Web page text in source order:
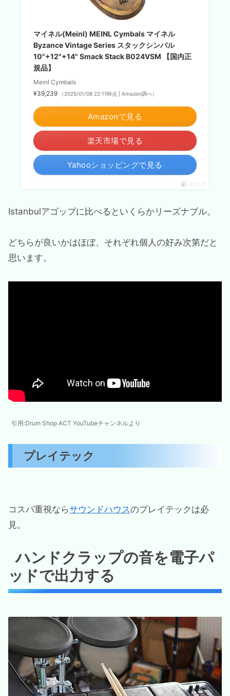
マイネル(Meinl) MEINL Cymbals マイネル
Byzance Vintage Series スタックシンバル
10"+12"+14" Smack Stack B024VSM 【国内正
規品】
Meinl Cymbals
¥39,239
（2025/01/08 22:11時点 | Amazon調べ）
Amazonで見る
楽天市場で見る
Yahooショッピングで見る
ポチップ
Istanbulアゴップに比べるといくらかリーズナブル。
どちらが良いかはほぼ、それぞれ個人の好み次第だと
思います。
引用:Drum Shop ACT YouTubeチャンネルより
プレイテック
コスパ重視ならサウンドハウスのプレイテックは必
見。
ハンドクラップの音を電子パ
ッドで出力する